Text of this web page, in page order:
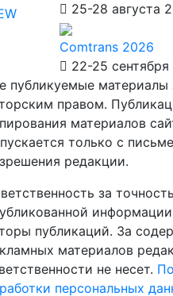
25-28 августа
Comtrans 2026
22-25
публикуемые
правом.
материалов
только с
редакции.
за точность
информации
публикаций. За
материалов
не несет.
персональных